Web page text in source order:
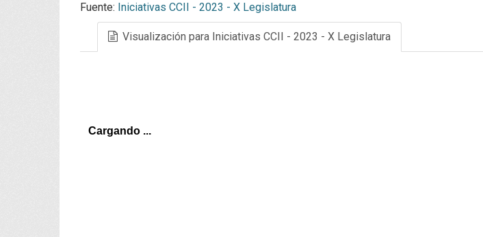
Fuente: Iniciativas CCII - 2023 - X Legislatura
Visualización para Iniciativas CCII - 2023 - X Legislatura